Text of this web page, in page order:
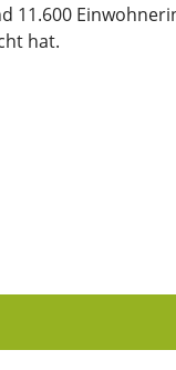
11.600
hat.